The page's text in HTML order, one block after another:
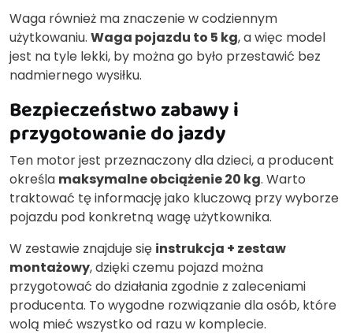
Waga również ma znaczenie w codziennym
użytkowaniu. Waga pojazdu to 5 kg, a więc model
jest na tyle lekki, by można go było przestawić bez
nadmiernego wysiłku.
Bezpieczeństwo zabawy i
przygotowanie do jazdy
Ten motor jest przeznaczony dla dzieci, a producent
określa maksymalne obciążenie 20 kg. Warto
traktować tę informację jako kluczową przy wyborze
pojazdu pod konkretną wagę użytkownika.
W zestawie znajduje się instrukcja + zestaw
montażowy, dzięki czemu pojazd można
przygotować do działania zgodnie z zaleceniami
producenta. To wygodne rozwiązanie dla osób, które
wolą mieć wszystko od razu w komplecie.